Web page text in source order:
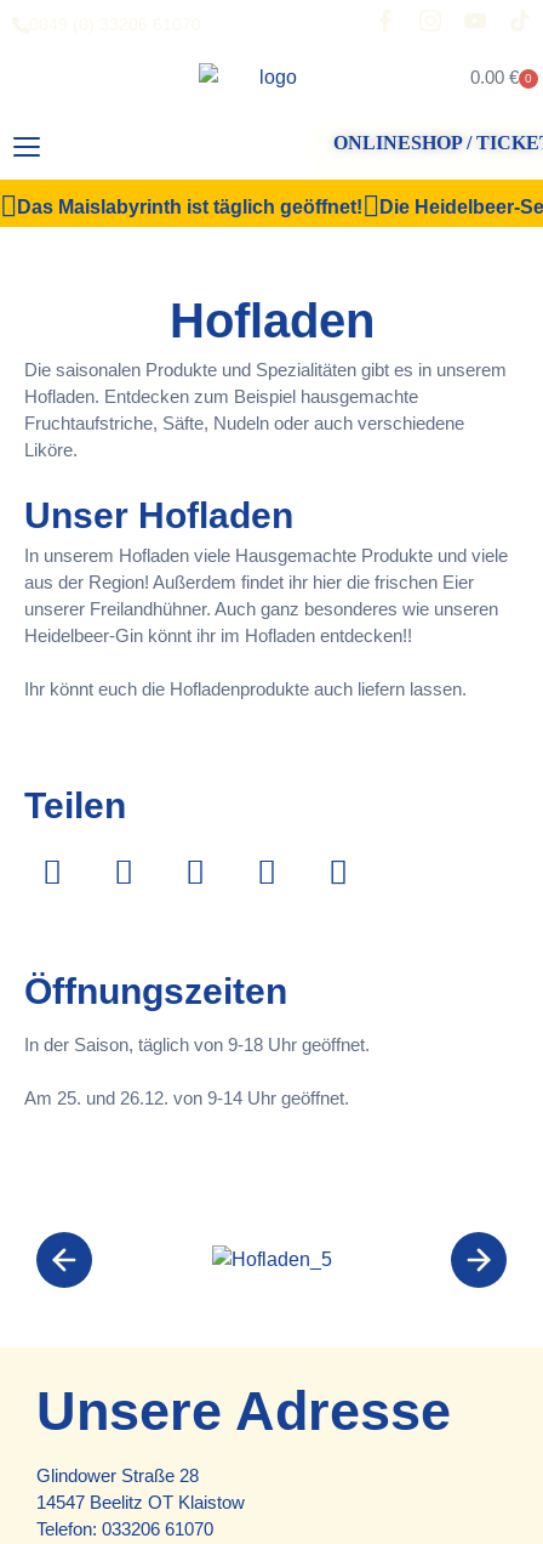
0.00 € 0
ONLINESHOP /
Das Maislabyrinth ist täglich geöffnet! Die Heidelbeer-
Hofladen
Die saisonalen Produkte und Spezialitäten gibt es in unserem
Hofladen. Entdecken zum Beispiel hausgemachte
Fruchtaufstriche, Säfte, Nudeln oder auch verschiedene
Liköre.
Unser Hofladen
In unserem Hofladen viele Hausgemachte Produkte und viele
aus der Region! Außerdem findet ihr hier die frischen Eier
unserer Freilandhühner. Auch ganz besonderes wie unseren
Heidelbeer-Gin könnt ihr im Hofladen entdecken!!
Ihr könnt euch die Hofladenprodukte auch liefern lassen.
Teilen
Öffnungszeiten
In der Saison, täglich von 9-18 Uhr geöffnet.
Am 25. und 26.12. von 9-14 Uhr geöffnet.
Unsere Adresse
Glindower Straße 28
14547 Beelitz OT Klaistow
Telefon: 033206 61070